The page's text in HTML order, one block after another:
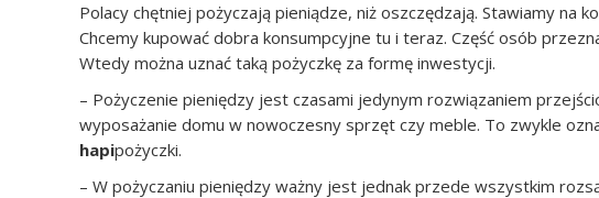
Polacy chętniej pożyczają pieniądze, niż oszczędzają. Stawiamy na
Chcemy kupować dobra konsumpcyjne tu i teraz. Część osób
Wtedy można uznać taką pożyczkę za formę inwestycji.
– Pożyczenie pieniędzy jest czasami jedynym rozwiązaniem
wyposażanie domu w nowoczesny sprzęt czy meble. To zwykle
hapipożyczki.
– W pożyczaniu pieniędzy ważny jest jednak przede wszystkim